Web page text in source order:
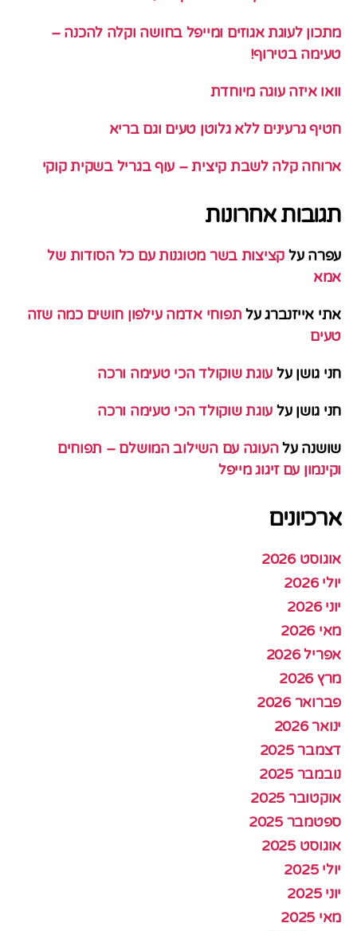
מתכון לעוגת אגוזים ומייפל בחושה וקלה להכנה –
טעימה בטירוף!
וואו איזה עוגה מיוחדת
חטיף גרעינים ללא גלוטן טעים וגם בריא
ארוחה קלה לשבת קיצית – עוף בגריל בשקית קוקי
תגובות אחרונות
עפרה על קציצות בשר מטוגנות עם כל הסודות של
אמא
אתי אייזנברגעל תפוחי אדמה עילפון חושים כמה שזה
טעים
חני גושן על עוגת שוקולד הכי טעימה ורכה
חני גושן על עוגת שוקולד הכי טעימה ורכה
שושנה עלהעוגה עם השילוב המושלם – תפוחים
וקינמון עם זיגוג מייפל
ארכיונים
אוגוסט 2026
יולי 2026
יוני 2026
מאי 2026
אפריל 2026
מרץ 2026
פברואר 2026
ינואר 2026
דצמבר 2025
נובמבר 2025
אוקטובר 2025
ספטמבר 2025
אוגוסט 2025
יולי 2025
יוני 2025
מאי 2025